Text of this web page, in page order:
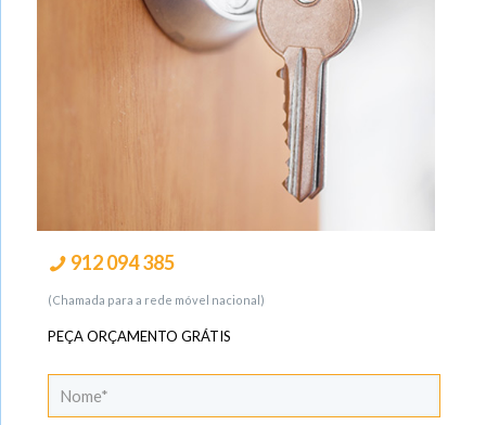
912 094 385
(Chamada para a rede móvel nacional)
PEÇA ORÇAMENTO GRÁTIS